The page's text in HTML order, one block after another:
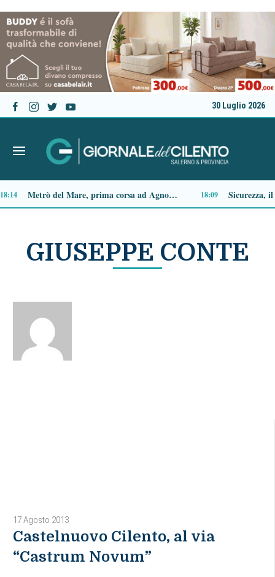
30 Luglio 2026
Capaccio Paestum spazio di legalità: oltre 43 ettari di beni confiscati destinati a progetti sociali 14:14
GIUSEPPE CONTE
17 Agosto 2013
Castelnuovo Cilento, al via
“Castrum Novum”